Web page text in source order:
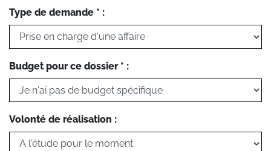
Type de demande * :
Budget pour ce dossier * :
Volonté de réalisation :